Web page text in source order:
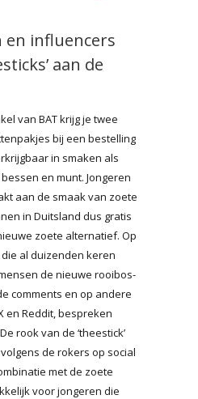
en influencers
aan de
van BAT krijg je twee
bij een bestelling
in smaken als
en munt. Jongeren
aan de smaak van zoete
in Duitsland dus gratis
zoete alternatief. Op
die al duizenden keren
de nieuwe rooibos-
comments en op andere
en Reddit, bespreken
rook van de ‘theestick’
de rokers op social
met de zoete
voor jongeren die